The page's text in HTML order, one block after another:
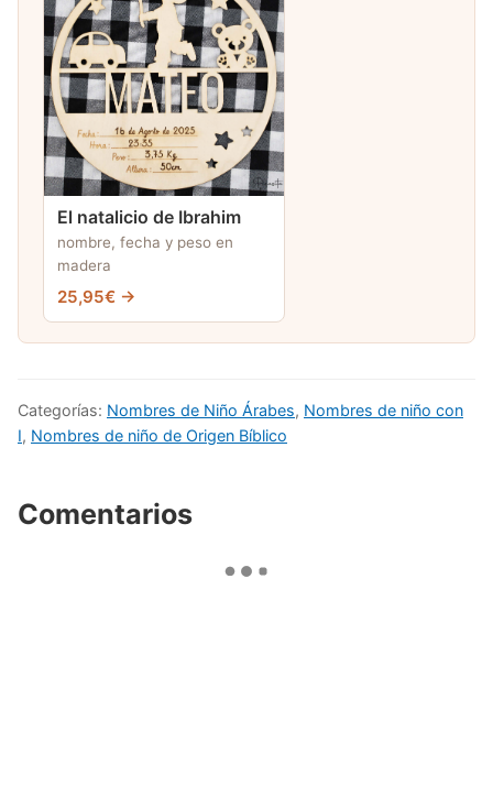
El natalicio de Ibrahim
nombre, fecha y peso en
madera
25,95€ →
Categorías: Nombres de Niño Árabes, Nombres de niño con
I, Nombres de niño de Origen Bíblico
Comentarios